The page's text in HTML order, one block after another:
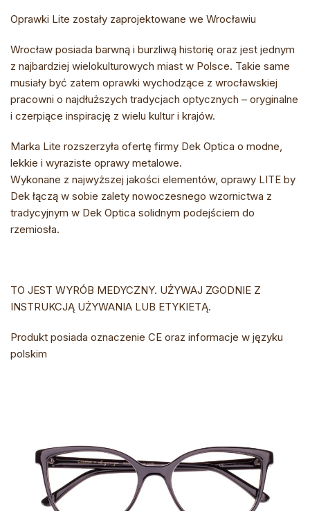
Oprawki Lite zostały zaprojektowane we Wrocławiu
Wrocław posiada barwną i burzliwą historię oraz jest jednym
z najbardziej wielokulturowych miast w Polsce. Takie same
musiały być zatem oprawki wychodzące z wrocławskiej
pracowni o najdłuższych tradycjach optycznych – oryginalne
i czerpiące inspirację z wielu kultur i krajów.
Marka Lite rozszerzyła ofertę firmy Dek Optica o modne,
lekkie i wyraziste oprawy metalowe.
Wykonane z najwyższej jakości elementów, oprawy LITE by
Dek łączą w sobie zalety nowoczesnego wzornictwa z
tradycyjnym w Dek Optica solidnym podejściem do
rzemiosła.
TO JEST WYRÓB MEDYCZNY. UŻYWAJ ZGODNIE Z
INSTRUKCJĄ UŻYWANIA LUB ETYKIETĄ.
Produkt posiada oznaczenie CE oraz informacje w języku
polskim